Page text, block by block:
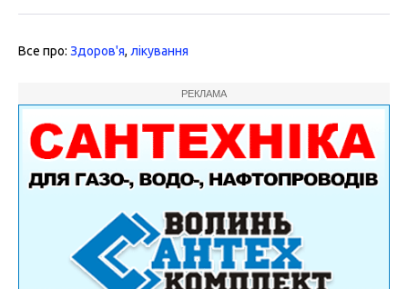
Все про: Здоров'я, лікування
РЕКЛАМА